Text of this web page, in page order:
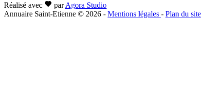
Réalisé avec par Agora Studio
Annuaire Saint-Etienne © 2026 - Mentions légales - Plan du site